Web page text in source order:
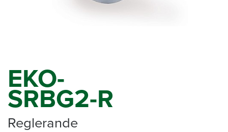
EKO-
SRBG2-R
Reglerande